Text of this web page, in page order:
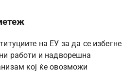
на ЕУ за да се избегне
работи и надворешна
кој ќе овозможи